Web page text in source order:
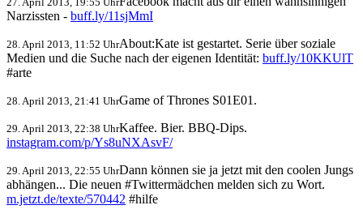
Narzissten - buff.ly/11sjMmI
28. April 2013, 11:52 UhrAbout:Kate ist gestartet. Serie über soziale
Medien und die Suche nach der eigenen Identität: buff.ly/10KKUlT
#arte
28. April 2013, 21:41 UhrGame of Thrones S01E01.
29. April 2013, 22:38 UhrKaffee. Bier. BBQ-Dips.
instagram.com/p/Ys8uNXAsvF/
29. April 2013, 22:55 UhrDann können sie ja jetzt mit den coolen Jungs
abhängen... Die neuen #Twittermädchen melden sich zu Wort.
m.jetzt.de/texte/570442 #hilfe